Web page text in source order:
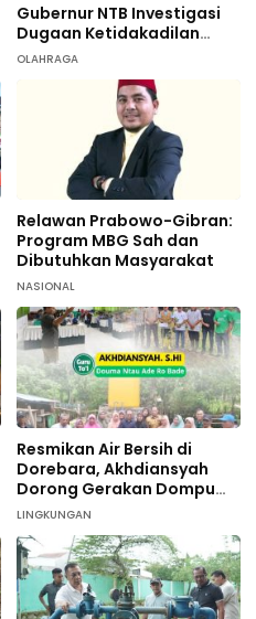
Gubernur NTB Investigasi
Dugaan Ketidakadilan
terhadap 9 Atlet
OLAHRAGA
Relawan Prabowo-Gibran:
Program MBG Sah dan
Dibutuhkan Masyarakat
NASIONAL
Resmikan Air Bersih di
Dorebara, Akhdiansyah
Dorong Gerakan Dompu
Hijau
LINGKUNGAN